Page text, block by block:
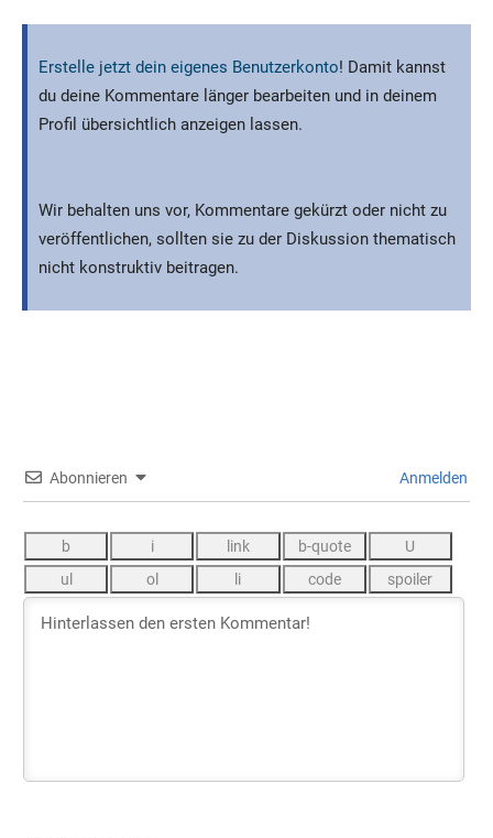
Erstelle jetzt dein eigenes Benutzerkonto! Damit kannst
du deine Kommentare länger bearbeiten und in deinem
Profil übersichtlich anzeigen lassen.
Wir behalten uns vor, Kommentare gekürzt oder nicht zu
veröffentlichen, sollten sie zu der Diskussion thematisch
nicht konstruktiv beitragen.
Abonnieren Anmelden